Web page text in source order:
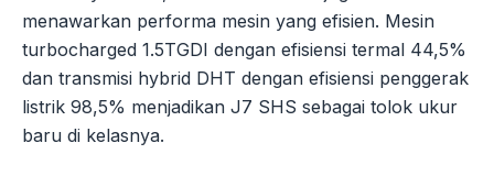
menawarkan performa mesin yang efisien. Mesin
turbocharged 1.5TGDI dengan efisiensi termal 44,5%
dan transmisi hybrid DHT dengan efisiensi penggerak
listrik 98,5% menjadikan J7 SHS sebagai tolok ukur
baru di kelasnya.